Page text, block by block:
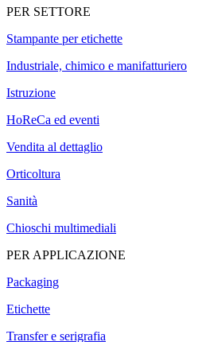
PER SETTORE
Stampante per etichette
Industriale, chimico e manifatturiero
Istruzione
HoReCa ed eventi
Vendita al dettaglio
Orticoltura
Sanità
Chioschi multimediali
PER APPLICAZIONE
Packaging
Etichette
Transfer e serigrafia